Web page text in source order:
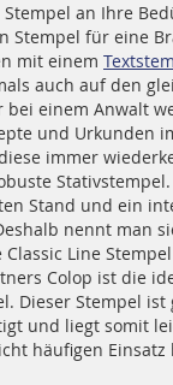
Stempel an Ihre
Stempel für eine
mit einem
auch auf den
bei einem Anwalt
und Urkunden
immer
Stand und ein
nennt man
Line
Colop ist die
Dieser Stempel
und liegt somit
häufigen